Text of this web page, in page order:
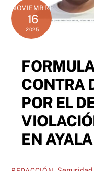
NOVIEMBRE
16
2025
CONTRA
POR EL
EN AYALA